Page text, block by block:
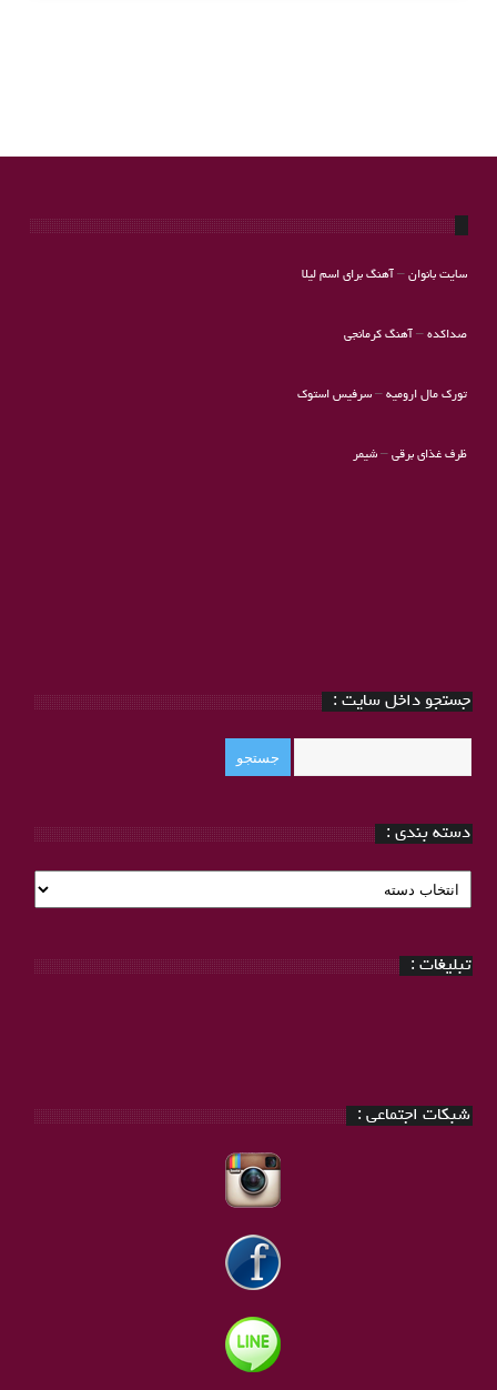
سایت بانوان– آهنگ برای اسم لیلا
صداکده– آهنگ کرمانجی
تورک مال ارومیه–سرفیس استوک
ظرف غذای برقی– شیمر
جستجو داخل سایت :
دسته بندی :
دسته
بندی
تبلیغات :
شبکات اجتماعی :